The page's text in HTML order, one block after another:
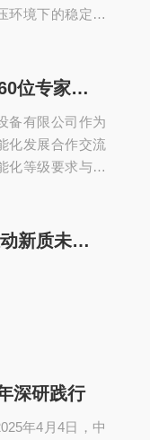
环境下的稳定运
动驱动的方式
部分组...
行业聚力定标！埃癸斯携手41家单位、60位专家共建的工业仪表智能化国标正式发布
备有限公司作为
化发展合作交流
化等级要求与评
法》（GB/T45
【厦门埃癸斯闪耀ACCSI2025】数智驱动新质未来，流体控制技术引导创新浪潮！​
深研践行
年4月4日，中